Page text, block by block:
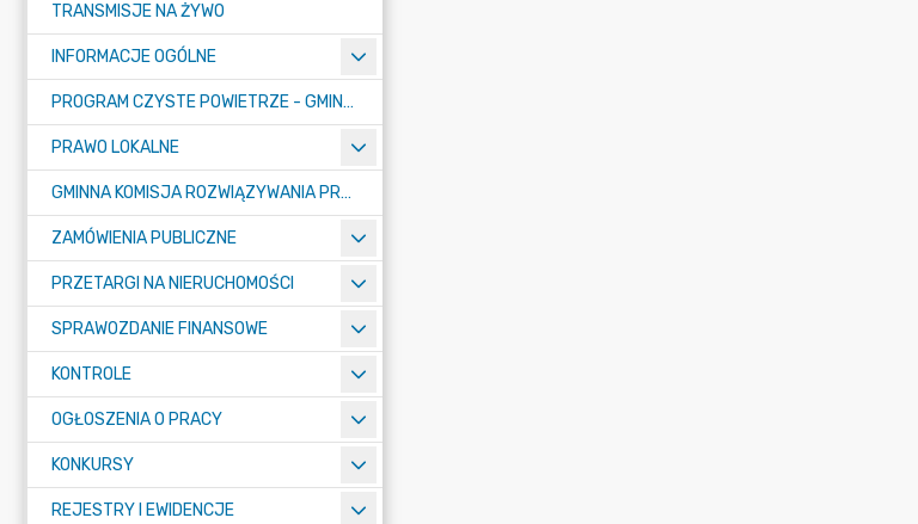
TRANSMISJE NA ŻYWO
INFORMACJE OGÓLNE
PROGRAM CZYSTE POWIETRZE - GMINA KIKÓŁ
PRAWO LOKALNE
GMINNA KOMISJA ROZWIĄZYWANIA PROBLEMÓW ALKOHOLOWYCH
ZAMÓWIENIA PUBLICZNE
PRZETARGI NA NIERUCHOMOŚCI
SPRAWOZDANIE FINANSOWE
KONTROLE
OGŁOSZENIA O PRACY
KONKURSY
REJESTRY I EWIDENCJE